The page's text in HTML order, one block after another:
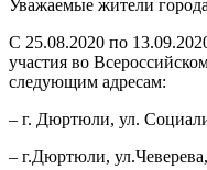
Уважаемые жители
С 25.08.2020 по
участия во
следующим адресам:
– г. Дюртюли, ул.
– г.Дюртюли,